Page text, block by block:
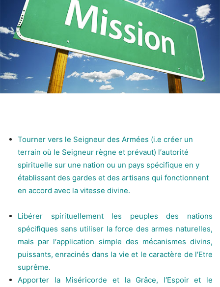
Tourner vers le Seigneur des Armées (i.e créer un
terrain où le Seigneur règne et prévaut) l′autorité
spirituelle sur une nation ou un pays spécifique en y
établissant des gardes et des artisans qui fonctionnent
en accord avec la vitesse divine.
Libérer spirituellement les peuples des nations
spécifiques sans utiliser la force des armes naturelles,
mais par l′application simple des mécanismes divins,
puissants, enracinés dans la vie et le caractère de l′Etre
suprême.
Apporter la Miséricorde et la Grâce, l′Espoir et le